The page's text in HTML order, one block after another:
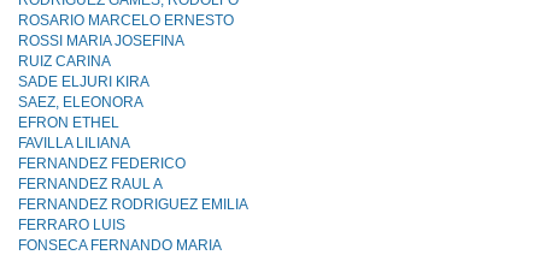
ROSARIO MARCELO ERNESTO
ROSSI MARIA JOSEFINA
RUIZ CARINA
SADE ELJURI KIRA
SAEZ, ELEONORA
EFRON ETHEL
FAVILLA LILIANA
FERNANDEZ FEDERICO
FERNANDEZ RAUL A
FERNANDEZ RODRIGUEZ EMILIA
FERRARO LUIS
FONSECA FERNANDO MARIA